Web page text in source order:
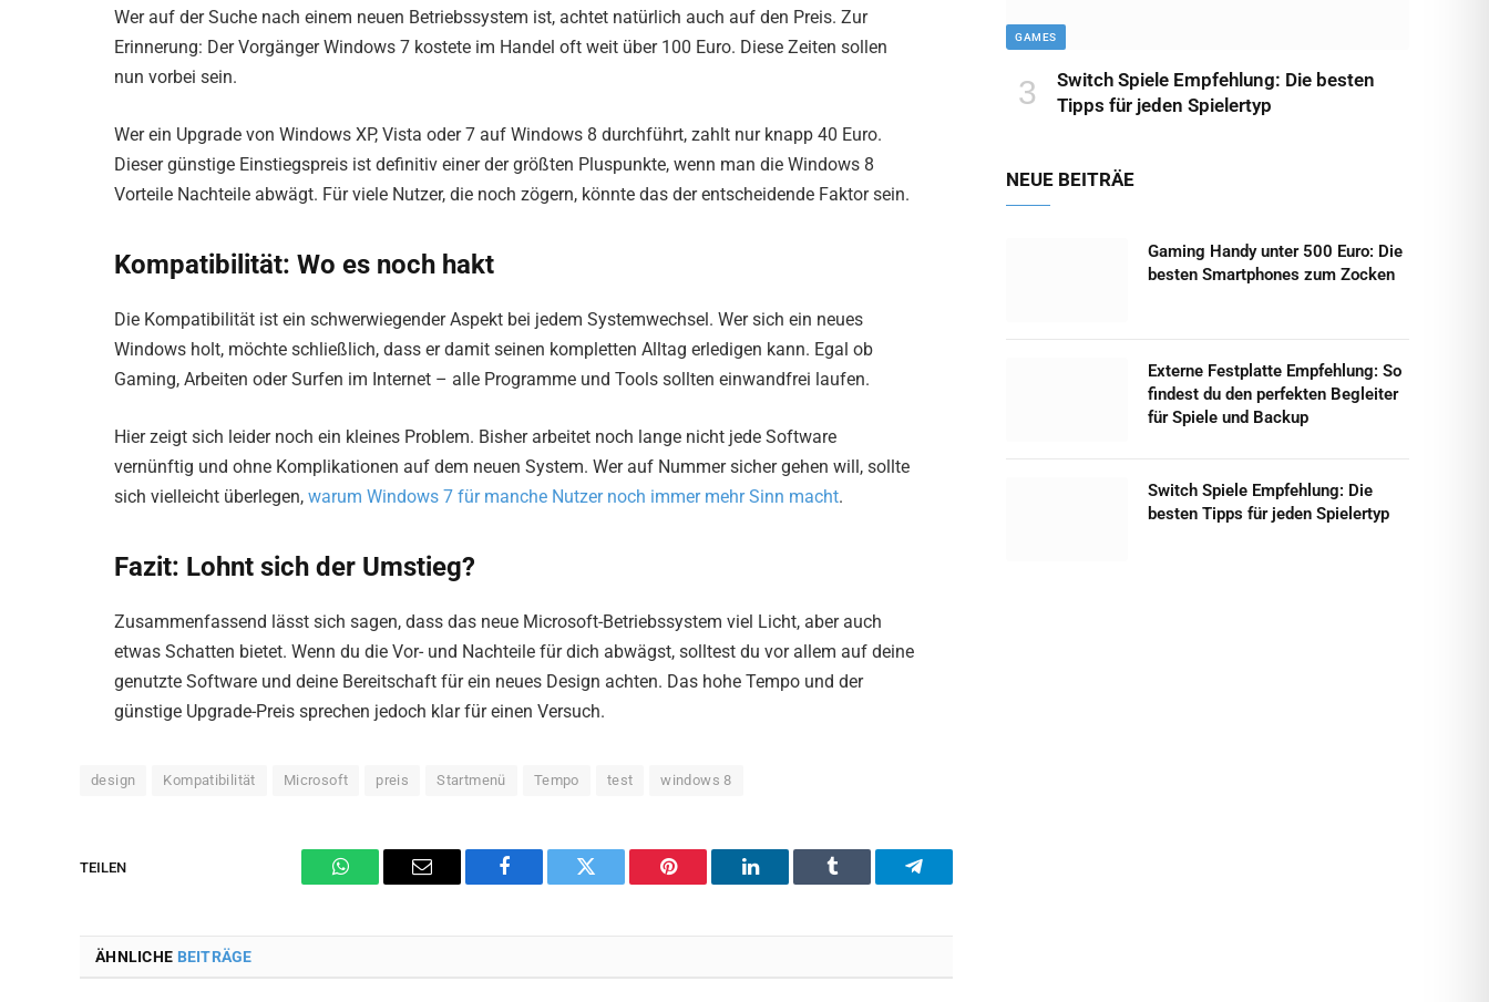
Wer auf der Suche nach einem neuen Betriebssystem ist, achtet natürlich auch auf den Preis. Zur
Erinnerung: Der Vorgänger Windows 7 kostete im Handel oft weit über 100 Euro. Diese Zeiten sollen
nun vorbei sein.
Wer ein Upgrade von Windows XP, Vista oder 7 auf Windows 8 durchführt, zahlt nur knapp 40 Euro.
Dieser günstige Einstiegspreis ist definitiv einer der größten Pluspunkte, wenn man die Windows 8
Vorteile Nachteile abwägt. Für viele Nutzer, die noch zögern, könnte das der entscheidende Faktor sein.
Kompatibilität: Wo es noch hakt
Die Kompatibilität ist ein schwerwiegender Aspekt bei jedem Systemwechsel. Wer sich ein neues
Windows holt, möchte schließlich, dass er damit seinen kompletten Alltag erledigen kann. Egal ob
Gaming, Arbeiten oder Surfen im Internet – alle Programme und Tools sollten einwandfrei laufen.
Hier zeigt sich leider noch ein kleines Problem. Bisher arbeitet noch lange nicht jede Software
vernünftig und ohne Komplikationen auf dem neuen System. Wer auf Nummer sicher gehen will, sollte
sich vielleicht überlegen, warum Windows 7 für manche Nutzer noch immer mehr Sinn macht.
Fazit: Lohnt sich der Umstieg?
Zusammenfassend lässt sich sagen, dass das neue Microsoft-Betriebssystem viel Licht, aber auch
etwas Schatten bietet. Wenn du die Vor- und Nachteile für dich abwägst, solltest du vor allem auf deine
genutzte Software und deine Bereitschaft für ein neues Design achten. Das hohe Tempo und der
günstige Upgrade-Preis sprechen jedoch klar für einen Versuch.
design Kompatibilität Microsoft preis Startmenü Tempo test windows 8
TEILEN
WhatsAppEmail Facebook Twitter Pinterest LinkedIn Tumblr Telegram
ÄHNLICHE BEITRÄGE
GAMES
Switch Spiele Empfehlung: Die besten
Tipps für jeden Spielertyp
NEUE BEITRÄE
Gaming Handy unter 500 Euro: Die
besten Smartphones zum Zocken
Externe Festplatte Empfehlung: So
findest du den perfekten Begleiter
für Spiele und Backup
Switch Spiele Empfehlung: Die
besten Tipps für jeden Spielertyp